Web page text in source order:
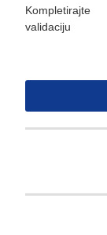
Kompletirajte
validaciju